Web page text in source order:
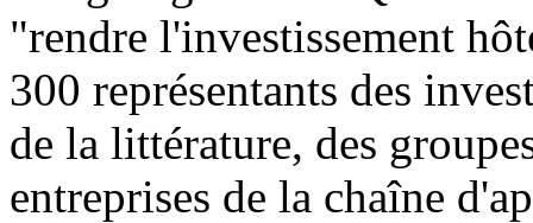
"rendre l'investissement
300 représentants des
de la littérature, des
entreprises de la chaîne